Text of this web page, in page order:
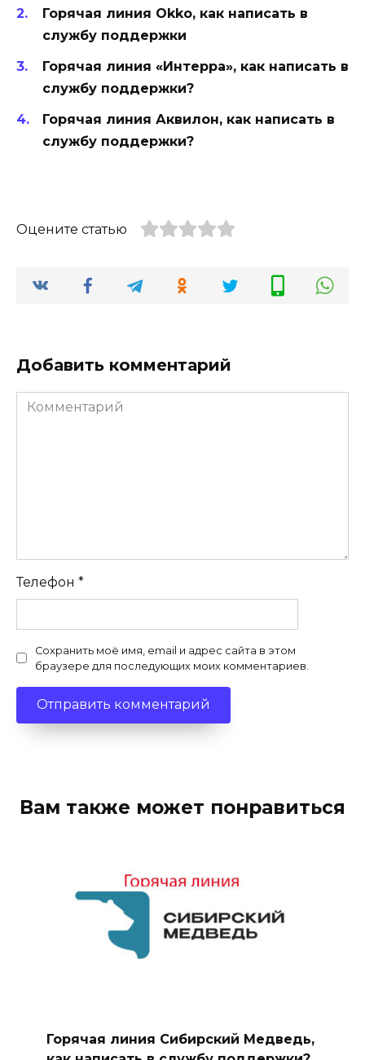
Горячая линия Okko, как написать в
службу поддержки
Горячая линия «Интерра», как написать в
службу поддержки?
Горячая линия Аквилон, как написать в
службу поддержки?
Оцените статью
Добавить комментарий
Комментарий
Телефон *
Сохранить моё имя, email и адрес сайта в этом
браузере для последующих моих комментариев.
Вам также может понравиться
Горячая линия Сибирский Медведь,